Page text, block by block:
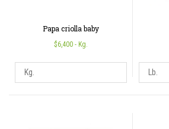
Papa criolla baby
$6,400 - Kg.